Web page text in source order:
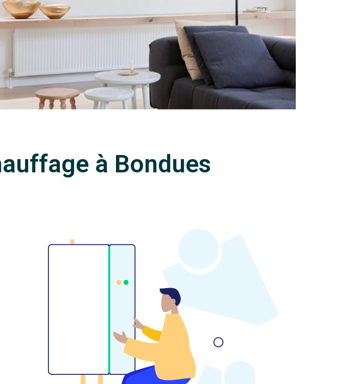
à Bondues